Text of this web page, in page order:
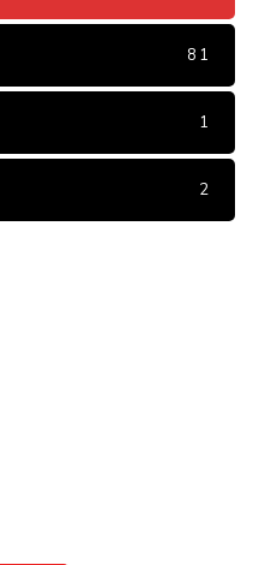
81
1
2